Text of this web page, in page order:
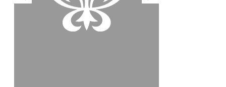
Soggiorno in un castello